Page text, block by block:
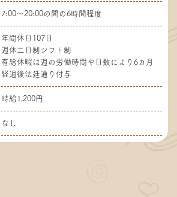
7:00～20:00の間の6時間程度
年間休日107日
週休二日制シフト制
有給休暇は週の労働時間や日数により6カ月
経過後法廷通り付与
時給1,200円
なし